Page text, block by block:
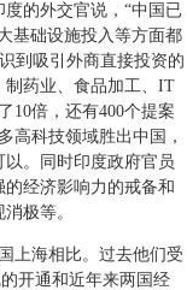
的外交官说，“中国已
基础设施投入等方面都
到吸引外商直接投资的
制药业、食品加工、IT
10倍，还有400个提案
高科技领域胜出中国，
。同时印度政府官员
经济影响力的戒备和
极等。
上海相比。过去他们受
开通和近年来两国经